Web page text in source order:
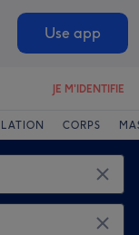
Use app
JE M'IDENTIFIE
CORPS